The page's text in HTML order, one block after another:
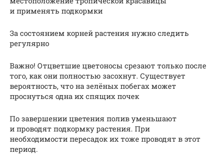
и применять подкормки
За состоянием корней растения нужно следить
регулярно
Важно! Отцветшие цветоносы срезают только после
того, как они полностью засохнут. Существует
вероятность, что на зелёных побегах может
проснуться одна их спящих почек
По завершении цветения полив уменьшают
и проводят подкормку растения. При
необходимости пересадок их тоже проводят в этот
период.